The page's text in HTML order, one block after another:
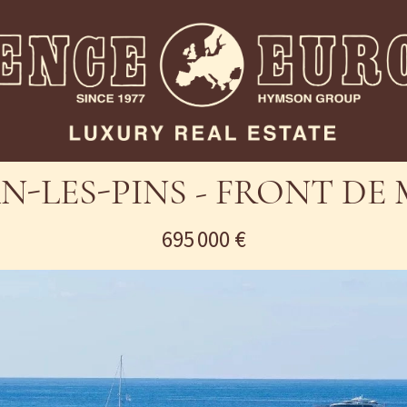
LES-PINS - FRONT DE
695 000 €